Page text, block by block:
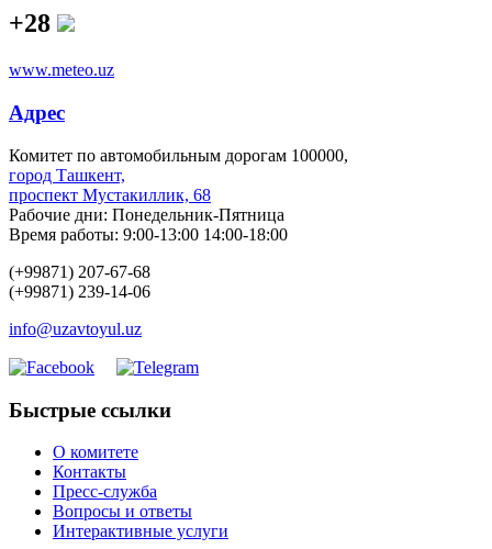
+28
www.meteo.uz
Адрес
Комитет по автомобильным дорогам 100000,
город Ташкент,
проспект Мустакиллик, 68
Рабочие дни: Понедельник-Пятница
Время работы: 9:00-13:00 14:00-18:00
(+99871) 207-67-68
(+99871) 239-14-06
info@uzavtoyul.uz
Быстрые ссылки
О комитете
Контакты
Пресс-служба
Вопросы и ответы
Интерактивные услуги